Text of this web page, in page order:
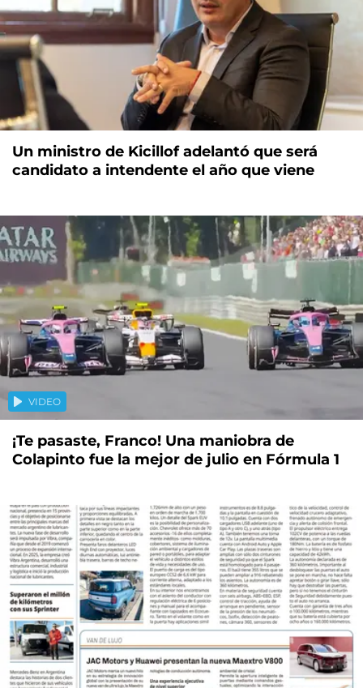
Un ministro de Kicillof adelantó que será
candidato a intendente el año que viene
VIDEO
¡Te pasaste, Franco! Una maniobra de
Colapinto fue la mejor de julio en Fórmula 1